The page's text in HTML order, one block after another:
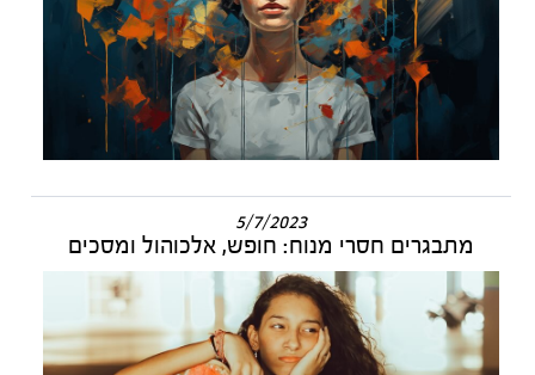
5/7/2023
מתבגרים חסרי מנוח: חופש, אלכוהול ומסכים